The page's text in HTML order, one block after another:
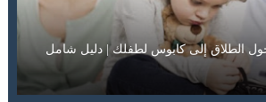
الطلاق إلى كابوس لطفلك | دليل شامل